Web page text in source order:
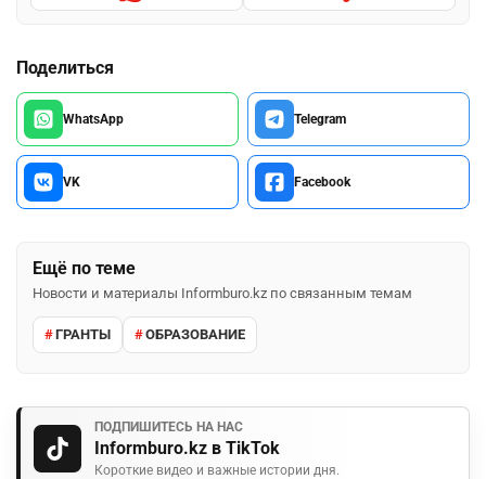
Поделиться
WhatsApp Telegram
VK Facebook
Ещё по теме
Новости и материалы Informburo.kz по связанным темам
ГРАНТЫ ОБРАЗОВАНИЕ
ПОДПИШИТЕСЬ НА НАС
Informburo.kz в TikTok
Короткие видео и важные истории дня.